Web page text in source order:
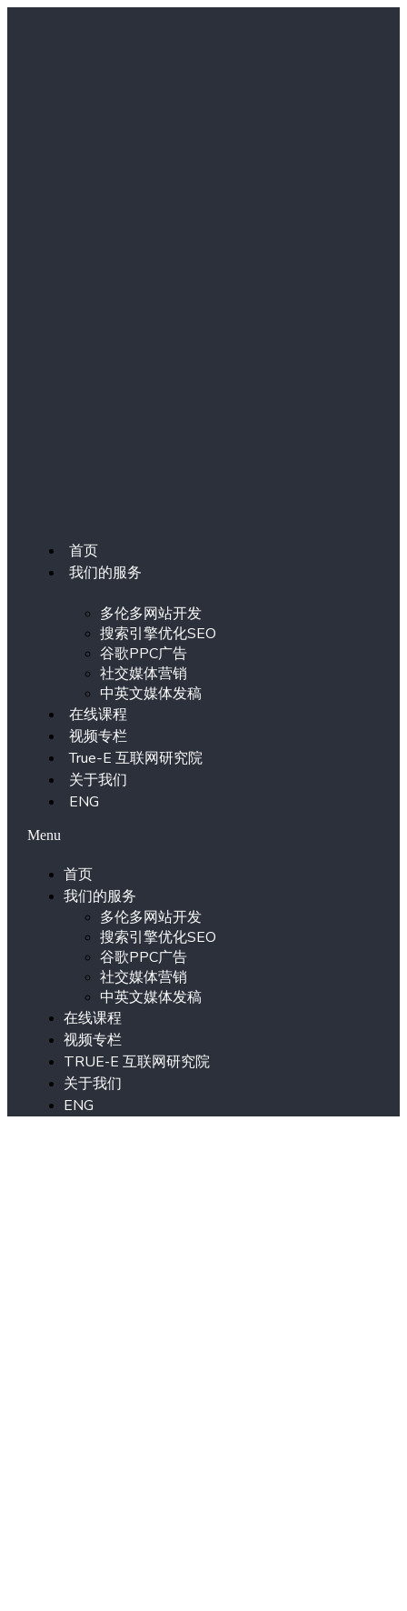
首页
我们的服务
多伦多网站开发
搜索引擎优化SEO
谷歌PPC广告
社交媒体营销
中英文媒体发稿
在线课程
视频专栏
True-E 互联网研究院
关于我们
ENG
Menu
首页
我们的服务
多伦多网站开发
搜索引擎优化SEO
谷歌PPC广告
社交媒体营销
中英文媒体发稿
在线课程
视频专栏
TRUE-E 互联网研究院
关于我们
ENG